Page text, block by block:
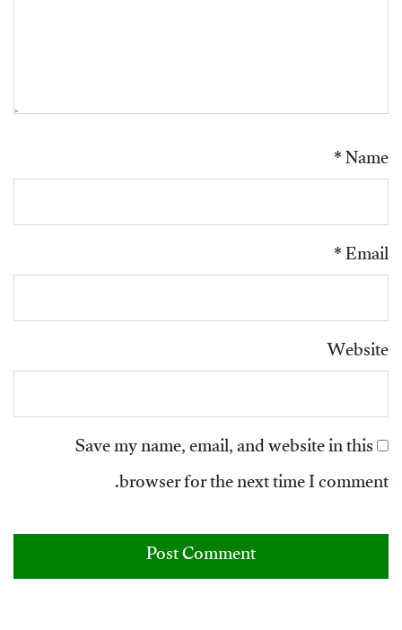
Name
*
Email
*
Website
Save my name, email, and website in this
browser for the next time I comment.